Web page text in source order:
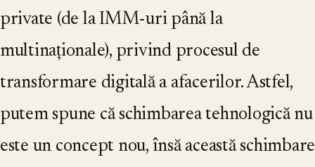
private (de la IMM-uri până la
multinaționale), privind procesul de
transformare digitală a afacerilor. Astfel,
putem spune că schimbarea tehnologică nu
este un concept nou, însă această schimbare